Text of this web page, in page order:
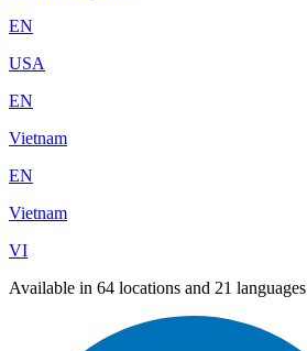
EN
USA
EN
Vietnam
EN
Vietnam
VI
Available in 64 locations and 21 languages